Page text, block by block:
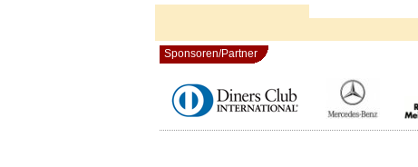
Sponsoren/Partner